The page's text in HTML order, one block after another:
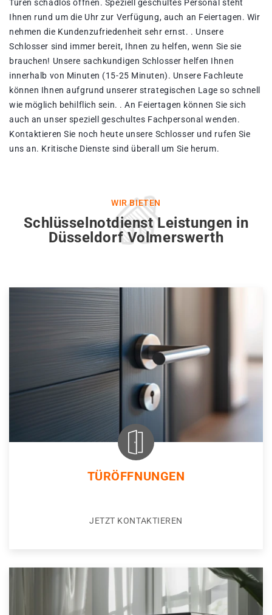
Türen schadlos öffnen. Speziell geschultes Personal steht
Ihnen rund um die Uhr zur Verfügung, auch an Feiertagen. Wir
nehmen die Kundenzufriedenheit sehr ernst. . Unsere
Schlosser sind immer bereit, Ihnen zu helfen, wenn Sie sie
brauchen! Unsere sachkundigen Schlosser helfen Ihnen
innerhalb von Minuten (15-25 Minuten). Unsere Fachleute
können Ihnen aufgrund unserer strategischen Lage so schnell
wie möglich behilflich sein. . An Feiertagen können Sie sich
auch an unser speziell geschultes Fachpersonal wenden.
Kontaktieren Sie noch heute unsere Schlosser und rufen Sie
uns an. Kritische Dienste sind überall um Sie herum.
WIR BIETEN
Schlüsselnotdienst Leistungen in
Düsseldorf Volmerswerth
TÜRÖFFNUNGEN
JETZT KONTAKTIEREN